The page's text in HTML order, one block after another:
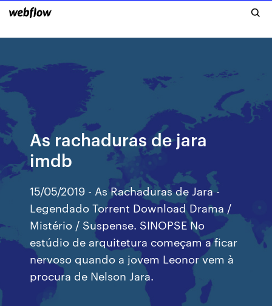
As rachaduras de jara
imdb
15/05/2019 - As Rachaduras de Jara -
Legendado Torrent Download Drama /
Mistério / Suspense. SINOPSE No
estúdio de arquitetura começam a ficar
nervoso quando a jovem Leonor vem à
procura de Nelson Jara.